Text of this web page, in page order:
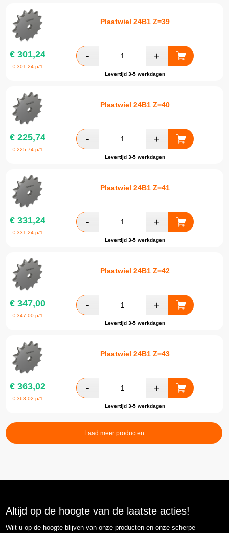
Plaatwiel 24B1 Z=39
€ 301,24
€301,24 p/1
Levertijd 3-5 werkdagen
Plaatwiel 24B1 Z=40
€ 225,74
€225,74 p/1
Levertijd 3-5 werkdagen
Plaatwiel 24B1 Z=41
€ 331,24
€331,24 p/1
Levertijd 3-5 werkdagen
Plaatwiel 24B1 Z=42
€ 347,00
€347,00 p/1
Levertijd 3-5 werkdagen
Plaatwiel 24B1 Z=43
€ 363,02
€363,02 p/1
Levertijd 3-5 werkdagen
Laad meer producten
Altijd op de hoogte van de laatste acties!
Wilt u op de hoogte blijven van onze producten en onze scherpe